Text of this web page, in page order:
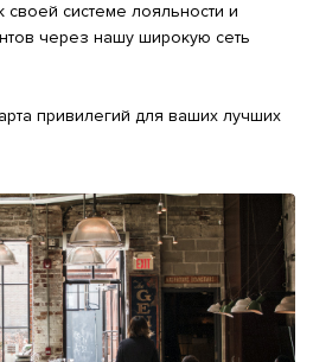
системе лояльности и
через нашу широкую сеть
привилегий для ваших лучших